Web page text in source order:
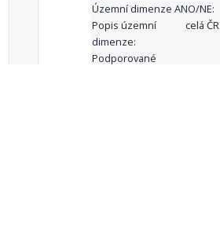
Územní dimenze ANO/NE:
Popis územní
dimenze:
celá ČR
Podporované